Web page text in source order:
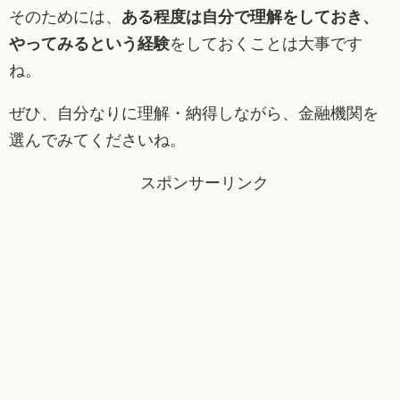
そのためには、 ある程度は自分で理解をしておき、
やってみるという経験をしておくことは大事です
ね。
ぜひ、自分なりに理解・納得しながら、金融機関を
選んでみてくださいね。
スポンサーリンク